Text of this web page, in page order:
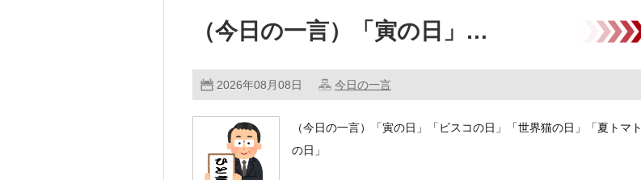
（今日の一言）「寅の日」…
2026年08月08日 今日の一言
（今日の一言）「寅の日」「ビスコの日」「世界猫の日」「夏トマト
の日」